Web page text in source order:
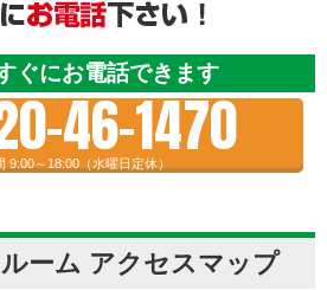
ぐにお電話できます
46-1470
9:00～18:00（水曜日定休）
ーム アクセスマップ